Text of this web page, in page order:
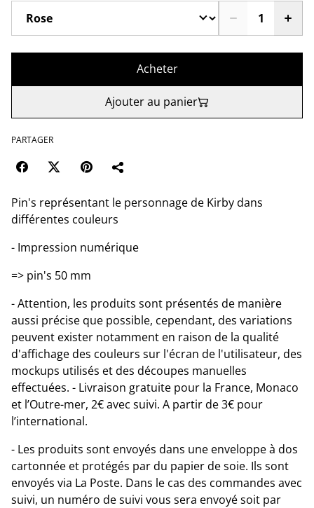
Acheter
Ajouter au panier
PARTAGER
Pin's représentant le personnage de Kirby dans
différentes couleurs
- Impression numérique
=> pin's 50 mm
- Attention, les produits sont présentés de manière
aussi précise que possible, cependant, des variations
peuvent exister notamment en raison de la qualité
d'affichage des couleurs sur l'écran de l'utilisateur, des
mockups utilisés et des découpes manuelles
effectuées. - Livraison gratuite pour la France, Monaco
et l’Outre-mer, 2€ avec suivi. A partir de 3€ pour
l’international.
- Les produits sont envoyés dans une enveloppe à dos
cartonnée et protégés par du papier de soie. Ils sont
envoyés via La Poste. Dans le cas des commandes avec
suivi, un numéro de suivi vous sera envoyé soit par